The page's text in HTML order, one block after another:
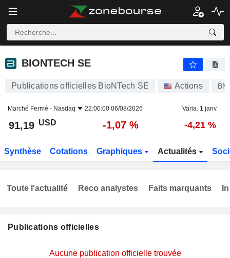
BIONTECH SE
BIONTECH SE
Publications officielles BioNTech SE Actions
Marché Fermé - Nasdaq 22:00:00 06/08/2026 Varia. 1 janv.
91,19 USD -1,07 % -4,21 %
Synthèse Cotations Graphiques Actualités
Publications officielles
Aucune publication officielle trouvée
Toute l'actualité Reco analystes Faits marquants